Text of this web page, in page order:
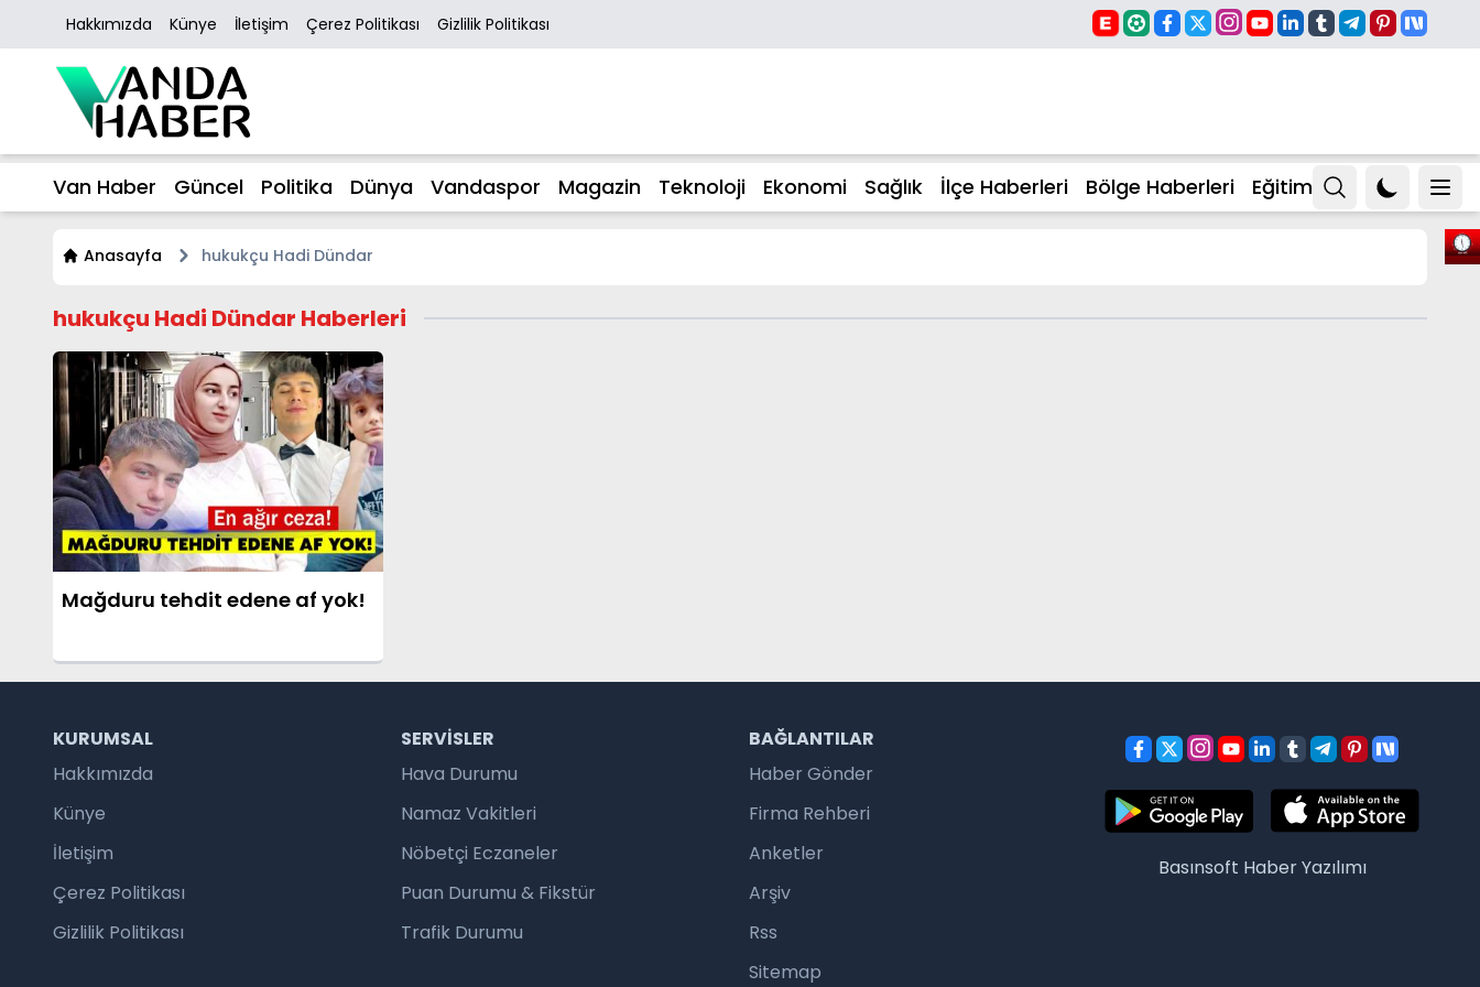
Hakkımızda Künye İletişim Çerez Politikası Gizlilik Politikası
Van Haber Güncel Politika Dünya Vandaspor Magazin Teknoloji Ekonomi Sağlık İlçe Haberleri Bölge Haberleri Eğitim
Anasayfa hukukçu Hadi Dündar
hukukçu Hadi Dündar Haberleri
Mağduru tehdit edene af yok!
KURUMSAL
Hakkımızda
Künye
İletişim
Çerez Politikası
Gizlilik Politikası
SERVISLER
Hava Durumu
Namaz Vakitleri
Nöbetçi Eczaneler
Puan Durumu & Fikstür
Trafik Durumu
BAĞLANTILAR
Haber Gönder
Firma Rehberi
Anketler
Arşiv
Rss
Sitemap
Basınsoft Haber Yazılımı